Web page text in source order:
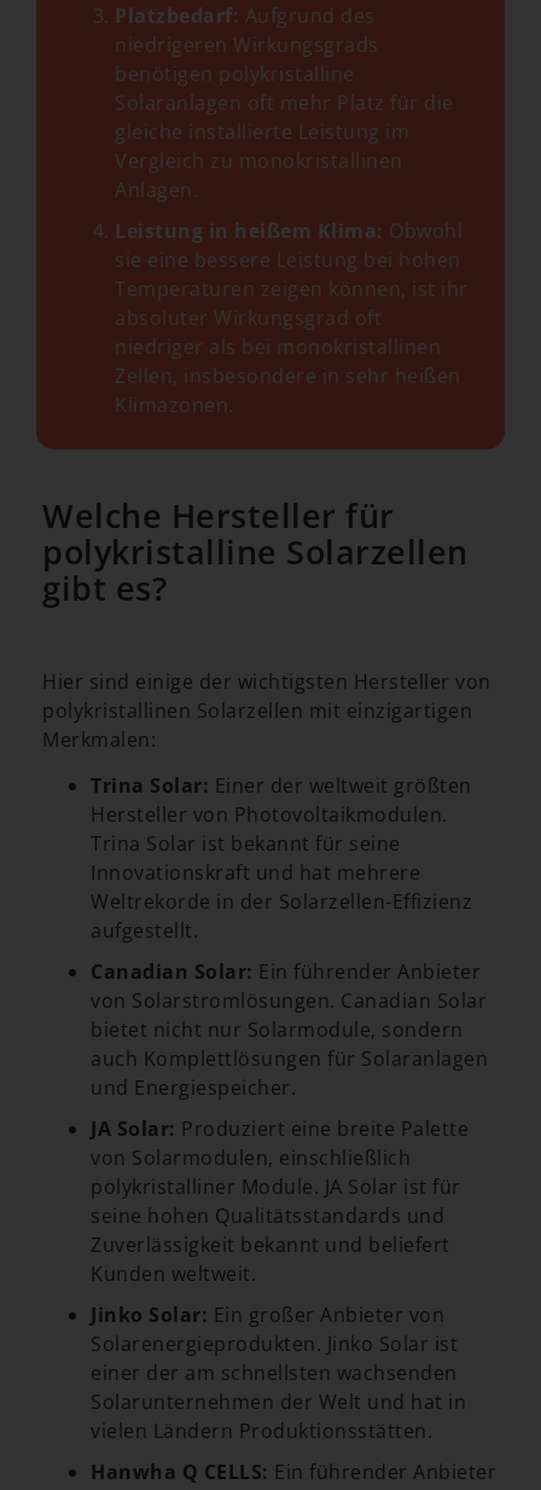
Platzbedarf: Aufgrund des
niedrigeren Wirkungsgrads
benötigen polykristalline
Solaranlagen oft mehr Platz für die
gleiche installierte Leistung im
Vergleich zu monokristallinen
Anlagen.
Leistung in heißem Klima: Obwohl
sie eine bessere Leistung bei hohen
Temperaturen zeigen können, ist ihr
absoluter Wirkungsgrad oft
niedriger als bei monokristallinen
Zellen, insbesondere in sehr heißen
Klimazonen.
Welche Hersteller für
polykristalline Solarzellen
gibt es?
Hier sind einige der wichtigsten Hersteller von
polykristallinen Solarzellen mit einzigartigen
Merkmalen:
Trina Solar: Einer der weltweit größten
Hersteller von Photovoltaikmodulen.
Trina Solar ist bekannt für seine
Innovationskraft und hat mehrere
Weltrekorde in der Solarzellen-Effizienz
aufgestellt.
Canadian Solar: Ein führender Anbieter
von Solarstromlösungen. Canadian Solar
bietet nicht nur Solarmodule, sondern
auch Komplettlösungen für Solaranlagen
und Energiespeicher.
JA Solar: Produziert eine breite Palette
von Solarmodulen, einschließlich
polykristalliner Module. JA Solar ist für
seine hohen Qualitätsstandards und
Zuverlässigkeit bekannt und beliefert
Kunden weltweit.
Jinko Solar: Ein großer Anbieter von
Solarenergieprodukten. Jinko Solar ist
einer der am schnellsten wachsenden
Solarunternehmen der Welt und hat in
vielen Ländern Produktionsstätten.
Hanwha Q CELLS: Ein führender Anbieter